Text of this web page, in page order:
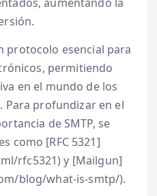
protocolo esencial para
permitiendo
en el mundo de los
Para profundizar en el
de SMTP, se
como [RFC 5321]
rfc5321) y [Mailgun]
blog/what-is-smtp/).